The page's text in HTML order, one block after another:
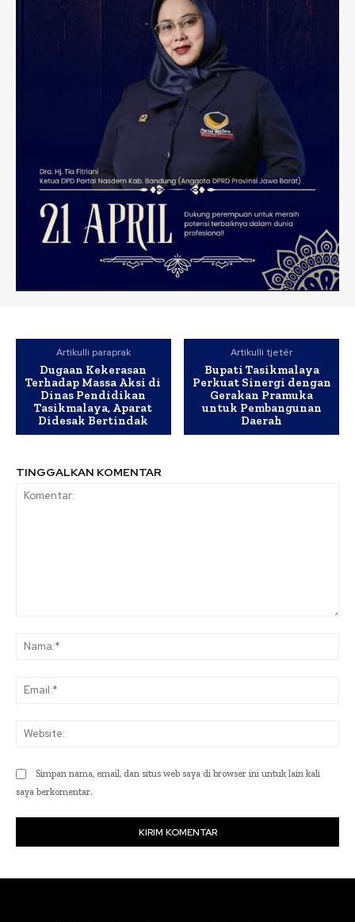
Artikulli paraprak
Dugaan Kekerasan
Terhadap Massa Aksi di
Dinas Pendidikan
Tasikmalaya, Aparat
Didesak Bertindak
Artikulli tjetër
Bupati Tasikmalaya
Perkuat Sinergi dengan
Gerakan Pramuka
untuk Pembangunan
Daerah
TINGGALKAN KOMENTAR
Simpan nama, email, dan situs web saya di browser ini untuk lain kali
saya berkomentar.